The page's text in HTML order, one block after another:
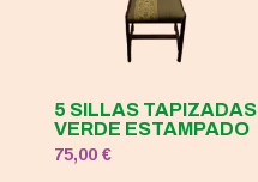
5 SILLAS TAPIZADAS
VERDE ESTAMPADO
75,00 €